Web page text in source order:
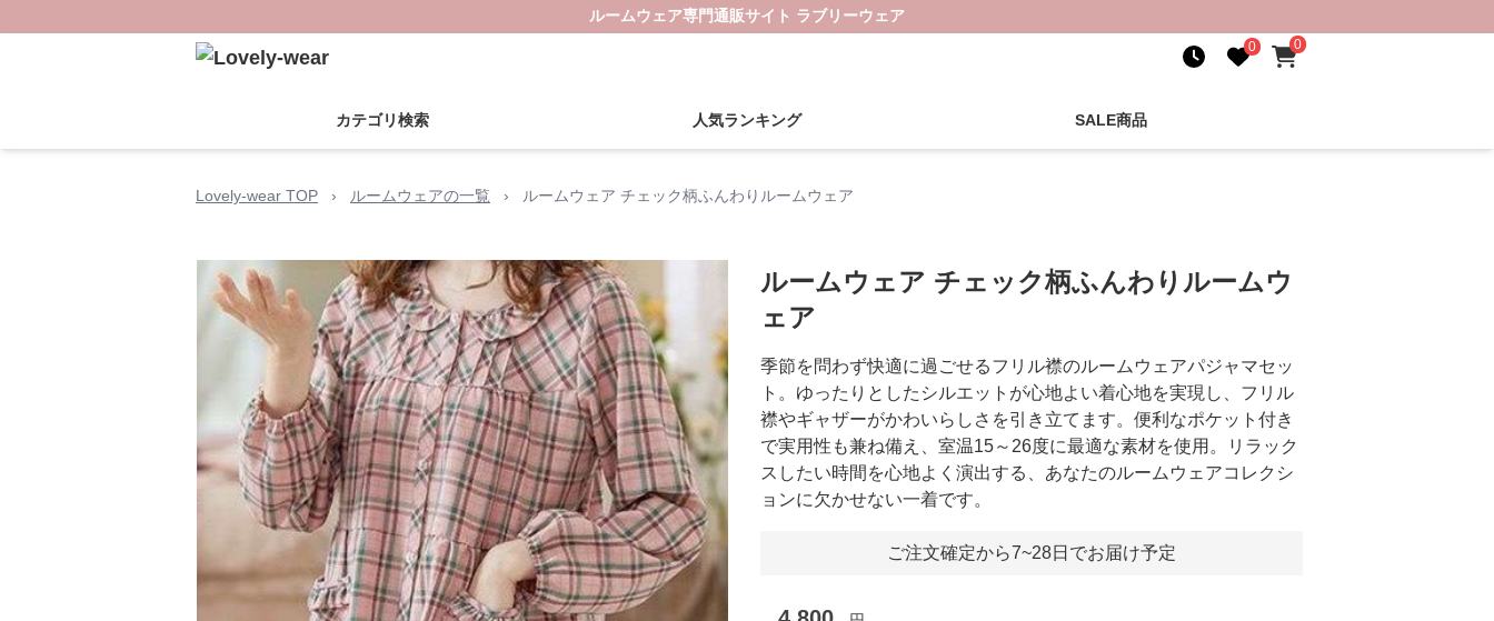
ルームウェア専門通販サイト ラブリーウェア
0 0
カテゴリ検索 人気ランキング SALE商品
Lovely-wear TOP › ルームウェアの一覧 › ルームウェア チェック柄ふんわりルームウェア
ルームウェア チェック柄ふんわりルームウ
ェア
季節を問わず快適に過ごせるフリル襟のルームウェアパジャマセッ
ト。ゆったりとしたシルエットが心地よい着心地を実現し、フリル
襟やギャザーがかわいらしさを引き立てます。便利なポケット付き
で実用性も兼ね備え、室温15～26度に最適な素材を使用。リラック
スしたい時間を心地よく演出する、あなたのルームウェアコレクシ
ョンに欠かせない一着です。
ご注文確定から7~28日でお届け予定